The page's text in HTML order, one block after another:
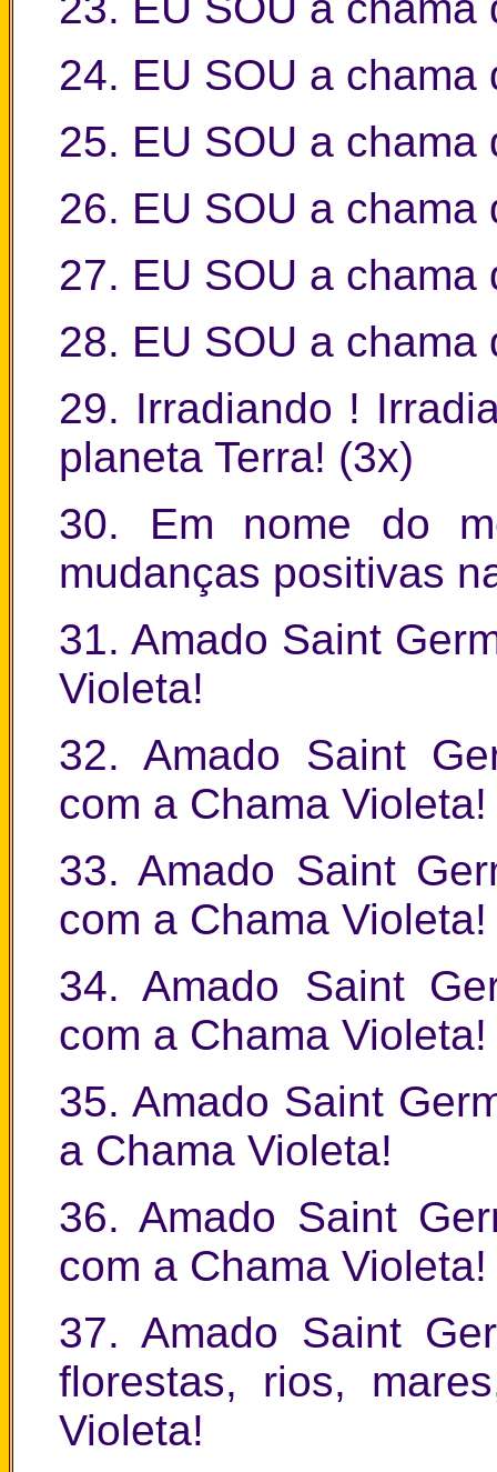
24. EU SOU a chama
25. EU SOU a chama
26. EU SOU a chama
27. EU SOU a chama
28. EU SOU a chama
29. Irradiando !
planeta Terra! (3x)
30. Em nome do
mudanças positivas
31. Amado Saint
Violeta!
32. Amado Saint
com a Chama Violeta!
33. Amado Saint
com a Chama Violeta!
34. Amado Saint
com a Chama Violeta!
35. Amado Saint
a Chama Violeta!
36. Amado Saint
com a Chama Violeta!
37. Amado Saint
florestas, rios,
Violeta!